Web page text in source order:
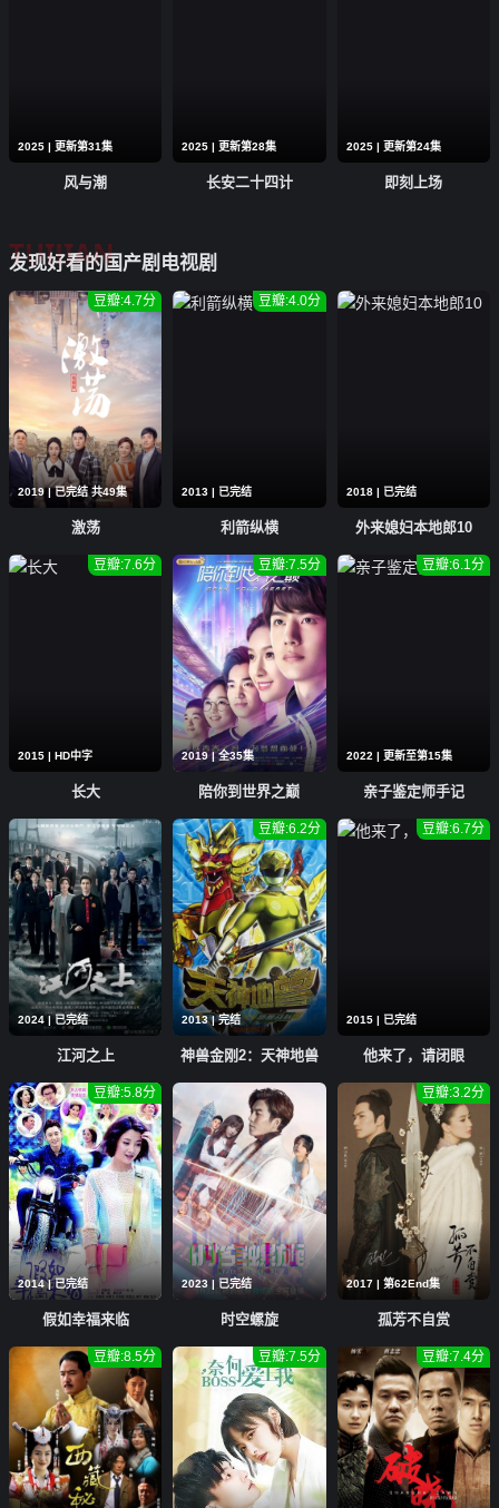
2025 | 更新第31集
风与潮
2025 | 更新第28集
长安二十四计
2025 | 更新第24集
即刻上场
发现好看的国产剧电视剧
TUIJIAN
2019 | 已完结 共49集
豆瓣:4.7分
激荡
2013 | 已完结
豆瓣:4.0分
利箭纵横
2018 | 已完结
外来媳妇本地郎10
2015 | HD中字
豆瓣:7.6分
长大
2019 | 全35集
豆瓣:7.5分
陪你到世界之巅
2022 | 更新至第15集
豆瓣:6.1分
亲子鉴定师手记
2024 | 已完结
江河之上
2013 | 完结
豆瓣:6.2分
神兽金刚2：天神地兽
2015 | 已完结
豆瓣:6.7分
他来了，请闭眼
2014 | 已完结
豆瓣:5.8分
假如幸福来临
2023 | 已完结
时空螺旋
2017 | 第62End集
豆瓣:3.2分
孤芳不自赏
豆瓣:8.5分 豆瓣:7.5分 豆瓣:7.4分